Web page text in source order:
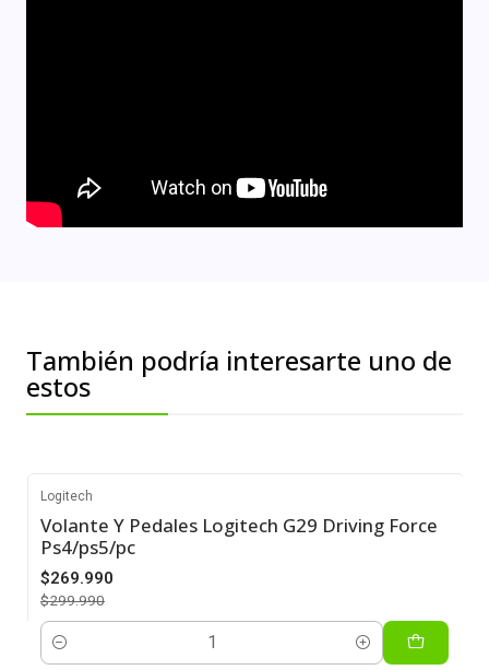
También podría interesarte uno de
estos
-10%
Logitech
Volante Y Pedales Logitech G29 Driving Force
Ps4/ps5/pc
$269.990
$299.990
Cantidad